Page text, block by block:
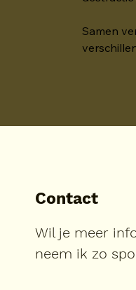
Samen
Contact
Wil je meer
neem ik zo